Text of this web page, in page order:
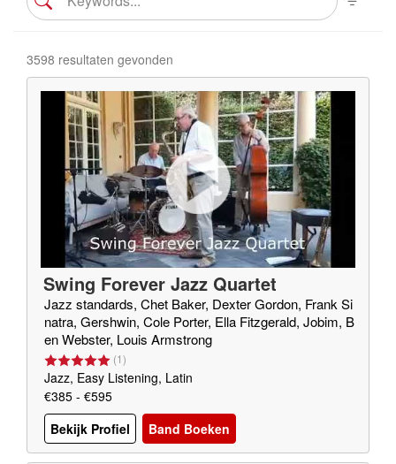
3598 resultaten gevonden
Swing Forever Jazz Quartet
Jazz standards, Chet Baker, Dexter Gordon, Frank Si
natra, Gershwin, Cole Porter, Ella Fitzgerald, Jobim, B
en Webster, Louis Armstrong
(1)
Jazz, Easy Listening, Latin
€385 - €595
Bekijk Profiel
Band Boeken